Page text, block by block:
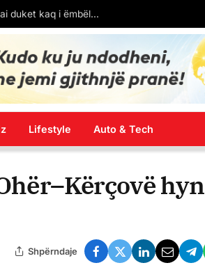
Lifestyle Auto & Tech
hyn
Shpërndaje